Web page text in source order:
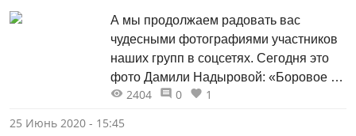
А мы продолжаем радовать вас
чудесными фотографиями участников
наших групп в соцсетях. Сегодня это
фото Дамили Надыровой: «Боровое -
одно из красивейших мест на Волге!!!».
2404 0
1
25 Июнь 2020 - 15:45